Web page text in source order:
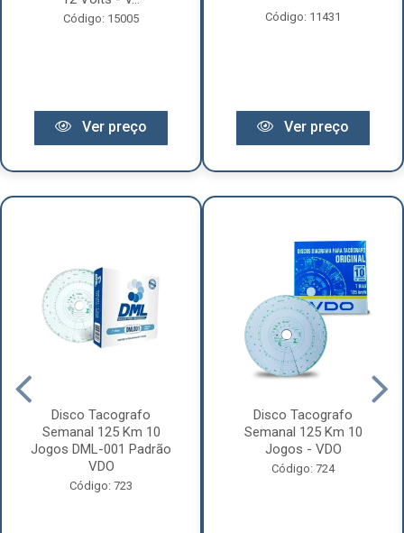
Código: 15005
Ver preço
Código: 11431
Ver preço
Disco Tacografo
Semanal 125 Km 10
Jogos DML-001 Padrão
VDO
Código: 723
Disco Tacografo
Semanal 125 Km 10
Jogos - VDO
Código: 724